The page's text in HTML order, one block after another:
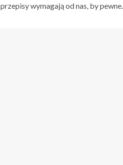
przepisy wymagają od nas, by pewne...